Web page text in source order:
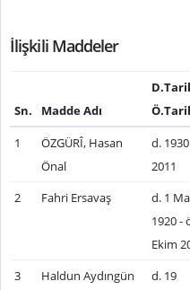
İlişkili Maddeler
Sn. Madde Adı
1
ÖZGÜRÎ, Hasan
Önal
d.
2011
2 Fahri Ersavaş
d. 1
1920 -
Ekim
3 Haldun Aydıngün
d. 19